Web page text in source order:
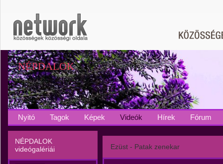
NÉPDALOK
Nyitó Tagok Képek Videók Hírek Fórum
NÉPDALOK
videógalériái
Ezüst - Patak zenekar